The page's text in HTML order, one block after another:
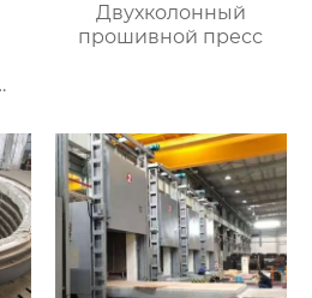
Двухколонный
прошивной пресс